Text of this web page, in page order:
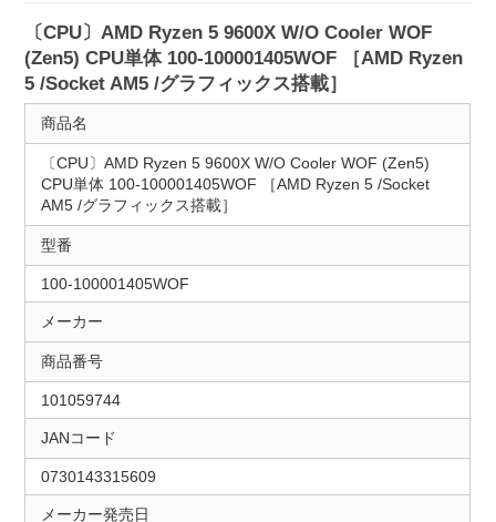
〔CPU〕AMD Ryzen 5 9600X W/O Cooler WOF
(Zen5) CPU単体 100-100001405WOF ［AMD Ryzen
5 /Socket AM5 /グラフィックス搭載］
商品名
〔CPU〕AMD Ryzen 5 9600X W/O Cooler WOF (Zen5)
CPU単体 100-100001405WOF ［AMD Ryzen 5 /Socket
AM5 /グラフィックス搭載］
型番
100-100001405WOF
メーカー
商品番号
101059744
JANコード
0730143315609
メーカー発売日